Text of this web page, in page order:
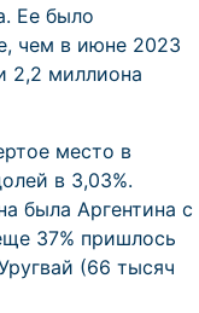
Ее было
чем в июне 2023
2,2 миллиона
место в
в 3,03%.
была Аргентина с
37% пришлось
(66 тысяч